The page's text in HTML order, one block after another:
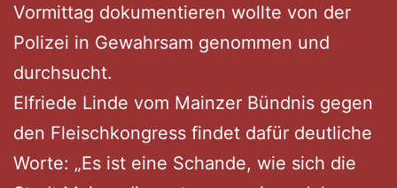
Vormittag dokumentieren wollte von der
Polizei in Gewahrsam genommen und
durchsucht.
Elfriede Linde vom Mainzer Bündnis gegen
den Fleischkongress findet dafür deutliche
Worte: „Es ist eine Schande, wie sich die